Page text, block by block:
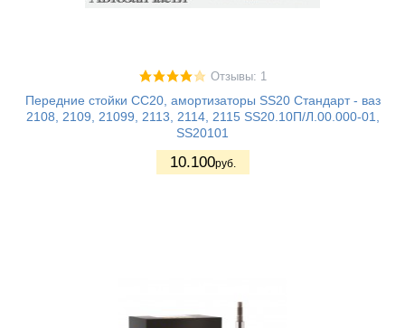
Отзывы: 1
Передние стойки СС20, амортизаторы SS20 Стандарт - ваз
2108, 2109, 21099, 2113, 2114, 2115 SS20.10П/Л.00.000-01,
SS20101
10.100руб.